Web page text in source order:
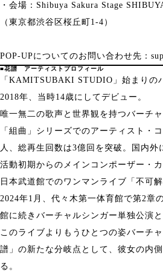
・会場：Shibuya Sakura Stage
（東京都渋谷区桜丘町1-4）
POP-UPについてのお問い合わせ先：
■花譜 アーティストプロフィール
「KAMITSUBAKI STUDIO」始まりの
2018年、当時14歳にしてデビュー。
唯一無二の歌声と世界観を持つバーチ
「組曲」シリーズでのアーティスト・
人、総再生回数は3億回を突破。国内外
活動初期からのメインコンポーザー・
日本武道館でのワンマンライブ「不可
2024年1月、代々木第一体育館で第2
館に続きバーチャルシンガー単独公演
このライブよりもうひとつの姿バーチ
譜」の新たな分岐点として、彼女の内
る。